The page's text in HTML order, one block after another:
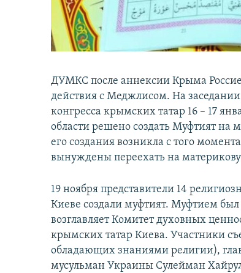
ДУМКС после аннексии Крыма
действия с Меджлисом. На
конгресса крымских татар 16 – 17
области решено создать Муфтият
его создания возникла с того
вынуждены переехать на
19 ноября представители 14
Киеве создали муфтият. Муфтием
возглавляет Комитет духовных
крымских татар Киева. Участники
обладающих знаниями религии),
мусульман Украины Сулейман